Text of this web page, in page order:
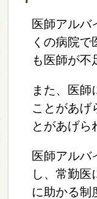
医師アルバ
くの病院
も医師が不
また、医
ことがあげ
とがあげら
医師アルバ
し、常勤
に助かる制